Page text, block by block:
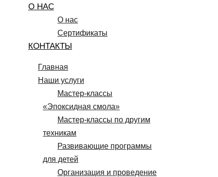
О НАС
О нас
Сертификаты
КОНТАКТЫ
Главная
Наши услуги
Мастер-классы
«Эпоксидная смола»
Мастер-классы по другим
техникам
Развивающие программы
для детей
Организация и проведение